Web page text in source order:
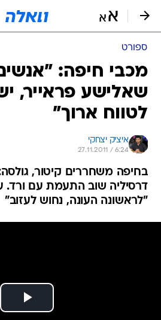
ספורט
מכבי חיפה:
שאלישע פראייר,
לטווח ארוך"
איציק יצחקי
27.11.2011 / 6:24
בחיפה משחררים קיטור,
דרסיליה שוב התעמת עם ורד.
"לראשונה העונה, נחוש לעזוב"